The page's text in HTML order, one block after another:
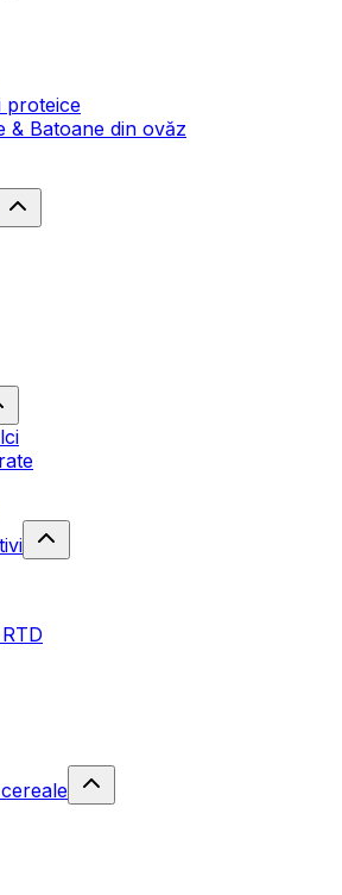
proteice
& Batoane din ovăz